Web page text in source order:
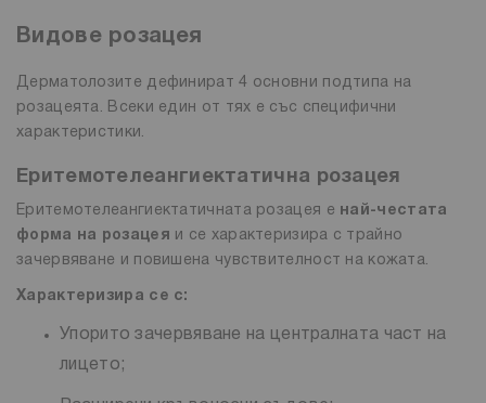
Видове розацея
Дерматолозите дефинират 4 основни подтипа на
розацеята. Всеки един от тях е със специфични
характеристики.
Еритемотелеангиектатична розацея
Еритемотелеангиектатичната розацея е
най-честата
форма на розацея
и се характеризира с трайно
зачервяване и повишена чувствителност на кожата.
Характеризира се с:
Упорито зачервяване на централната част на
лицето;